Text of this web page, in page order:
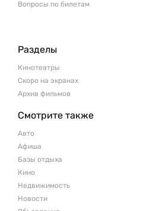
Вопросы по билетам
Разделы
Кинотеатры
Скоро на экранах
Архив фильмов
Смотрите также
Авто
Афиша
Базы отдыха
Кино
Недвижимость
Новости